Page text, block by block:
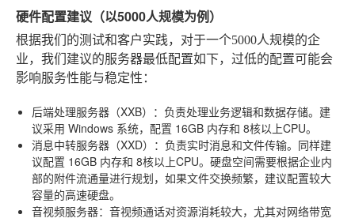
硬件配置建议（以5000人规模为例）
根据我们的测试和客户实践，对于一个5000人规模的企
业，我们建议的服务器最低配置如下，过低的配置可能会
影响服务性能与稳定性：
后端处理服务器（XXB） ：负责处理业务逻辑和数据存储。建
议采用 Windows 系统，配置 16GB 内存和 8核以上CPU。
消息中转服务器（XXD） ：负责实时消息和文件传输。同样建
议配置 16GB 内存和 8核以上CPU。硬盘空间需要根据企业内
部的附件流通量进行规划，如果文件交换频繁，建议配置较大
容量的高速硬盘。
音视频服务器：音视频通话对资源消耗较大，尤其对网络带宽